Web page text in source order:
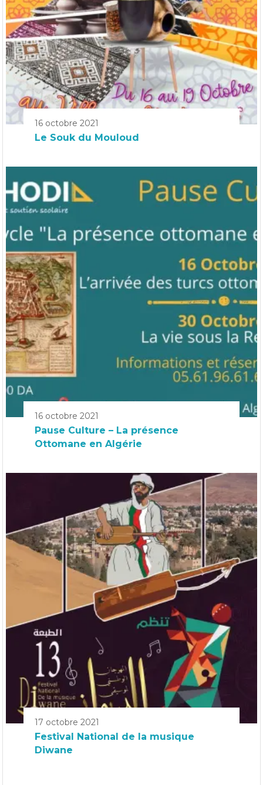
16 octobre 2021
Le Souk du Mouloud
16 octobre 2021
Pause Culture – La présence
Ottomane en Algérie
17 octobre 2021
Festival National de la musique
Diwane